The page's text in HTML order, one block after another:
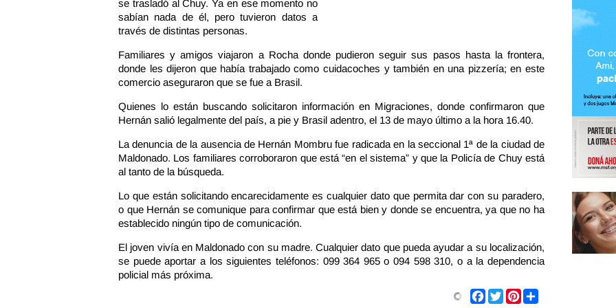
se trasladó al Chuy. Ya en ese momento no
sabían nada de él, pero tuvieron datos a
través de distintas personas.
Familiares y amigos viajaron a Rocha donde pudieron seguir sus pasos hasta la frontera,
donde les dijeron que había trabajado como cuidacoches y también en una pizzería; en este
comercio aseguraron que se fue a Brasil.
Quienes lo están buscando solicitaron información en Migraciones, donde confirmaron que
Hernán salió legalmente del país, a pie y Brasil adentro, el 13 de mayo último a la hora 16.40.
La denuncia de la ausencia de Hernán Mombru fue radicada en la seccional 1ª de la ciudad de
Maldonado. Los familiares corroboraron que está “en el sistema” y que la Policía de Chuy está
al tanto de la búsqueda.
Lo que están solicitando encarecidamente es cualquier dato que permita dar con su paradero,
o que Hernán se comunique para confirmar que está bien y donde se encuentra, ya que no ha
establecido ningún tipo de comunicación.
El joven vivía en Maldonado con su madre. Cualquier dato que pueda ayudar a su localización,
se puede aportar a los siguientes teléfonos: 099 364 965 o 094 598 310, o a la dependencia
policial más próxima.
Facebook
TwitterPinterest